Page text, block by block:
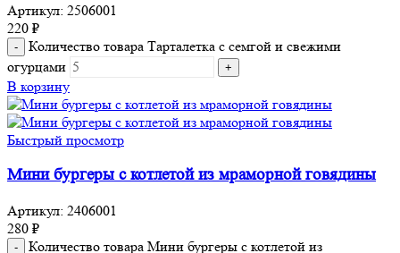
Артикул: 2506001
220 ₽
Количество товара Тарталетка с семгой и свежими
огурцами
В корзину
Быстрый просмотр
Мини бургеры с котлетой из мраморной говядины
Артикул: 2406001
280 ₽
Количество товара Мини бургеры с котлетой из